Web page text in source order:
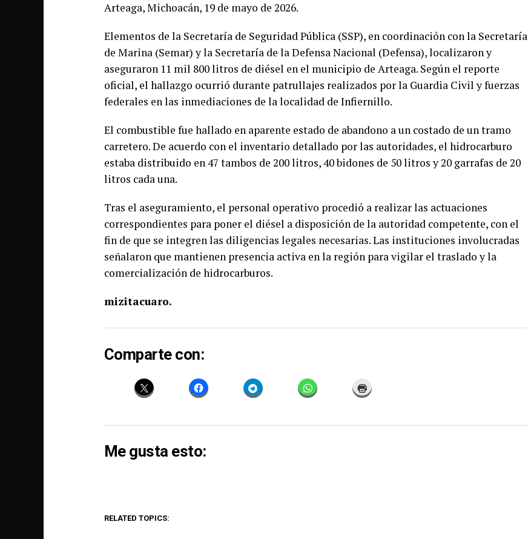
Arteaga, Michoacán, 19 de mayo de 2026.
Elementos de la Secretaría de Seguridad Pública (SSP), en coordinación con la Secretaría
de Marina (Semar) y la Secretaría de la Defensa Nacional (Defensa), localizaron y
aseguraron 11 mil 800 litros de diésel en el municipio de Arteaga. Según el reporte
oficial, el hallazgo ocurrió durante patrullajes realizados por la Guardia Civil y fuerzas
federales en las inmediaciones de la localidad de Infiernillo.
El combustible fue hallado en aparente estado de abandono a un costado de un tramo
carretero. De acuerdo con el inventario detallado por las autoridades, el hidrocarburo
estaba distribuido en 47 tambos de 200 litros, 40 bidones de 50 litros y 20 garrafas de 20
litros cada una.
Tras el aseguramiento, el personal operativo procedió a realizar las actuaciones
correspondientes para poner el diésel a disposición de la autoridad competente, con el
fin de que se integren las diligencias legales necesarias. Las instituciones involucradas
señalaron que mantienen presencia activa en la región para vigilar el traslado y la
comercialización de hidrocarburos.
mizitacuaro.
Comparte con:
Me gusta esto:
RELATED TOPICS: